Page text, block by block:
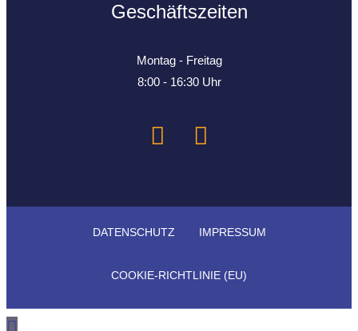
Geschäftszeiten
Montag - Freitag
8:00 - 16:30 Uhr
DATEN­SCHUTZ IMPRESSUM
COOKIE-RICH­T­­LINIE (EU)